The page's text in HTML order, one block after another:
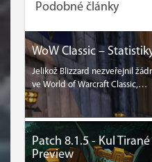
Podobné články
WoW Classic –
Jelikož Blizzard nezveřejnil
ve World of Warcraft Classic,…
Patch 8.1.5 - Kul
Preview